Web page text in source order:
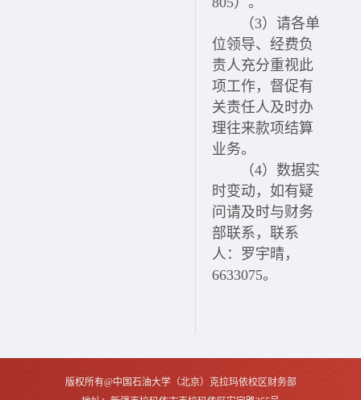
（3）请各单
位领导、经费负
责人充分重视此
项工作，督促有
关责任人及时办
理往来款项结算
业务。
（4）数据实
时变动，如有疑
问请及时与财务
部联系，联系
人：罗宇晴，
6633075。
版权所有@中国石油大学（北京）克拉玛依校区财务部